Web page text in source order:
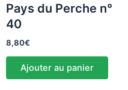
Pays du Perche n°
40
8,80€
Ajouter au panier